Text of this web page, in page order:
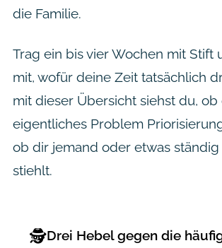
die Familie.
Trag ein bis vier Wochen mit Stift
mit, wofür deine Zeit tatsächlich
mit dieser Übersicht siehst du, ob
eigentliches Problem
ob dir jemand oder etwas ständig
stiehlt.
🕵️Drei Hebel gegen die